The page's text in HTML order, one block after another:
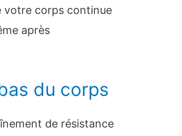
votre corps continue
après
du corps
de résistance